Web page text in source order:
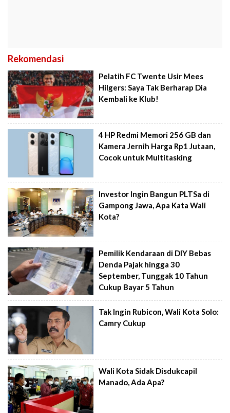
Rekomendasi
Pelatih FC Twente Usir Mees
Hilgers: Saya Tak Berharap Dia
Kembali ke Klub!
4 HP Redmi Memori 256 GB dan
Kamera Jernih Harga Rp1 Jutaan,
Cocok untuk Multitasking
Investor Ingin Bangun PLTSa di
Gampong Jawa, Apa Kata Wali
Kota?
Pemilik Kendaraan di DIY Bebas
Denda Pajak hingga 30
September, Tunggak 10 Tahun
Cukup Bayar 5 Tahun
Tak Ingin Rubicon, Wali Kota Solo:
Camry Cukup
Wali Kota Sidak Disdukcapil
Manado, Ada Apa?